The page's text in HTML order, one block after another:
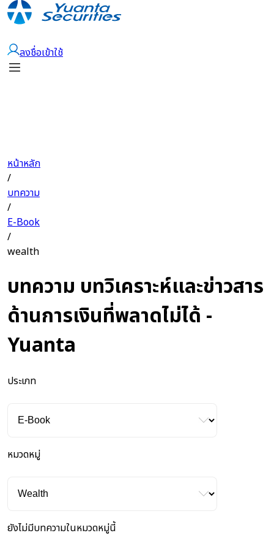
ลงชื่อเข้าใช้
หน้าหลัก
/
บทความ
/
E-Book
/
wealth
บทความ บทวิเคราะห์และข่าวสาร
ด้านการเงินที่พลาดไม่ได้ -
Yuanta
ประเภท
หมวดหมู่
ยังไม่มีบทความในหมวดหมู่นี้